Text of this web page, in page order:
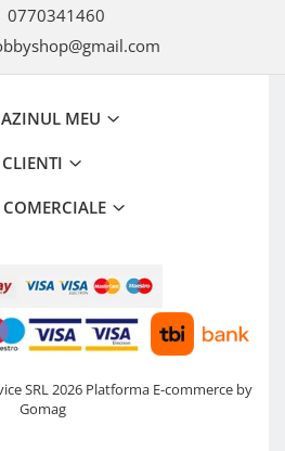
0770341460
MEU
CLIENTI
COMERCIALE
SRL 2026 Platforma E-commerce by
Gomag